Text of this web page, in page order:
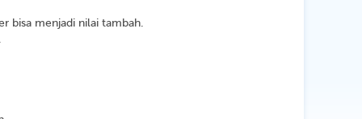
bisa menjadi nilai tambah.